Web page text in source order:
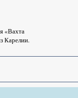
«Вахта
Карелии.